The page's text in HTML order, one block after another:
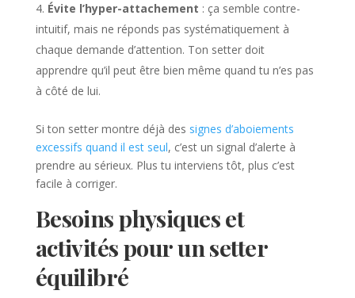
Évite l’hyper-attachement : ça semble contre-
intuitif, mais ne réponds pas systématiquement à
chaque demande d’attention. Ton setter doit
apprendre qu’il peut être bien même quand tu n’es pas
à côté de lui.
Si ton setter montre déjà des signes d’aboiements
excessifs quand il est seul, c’est un signal d’alerte à
prendre au sérieux. Plus tu interviens tôt, plus c’est
facile à corriger.
Besoins physiques et
activités pour un setter
équilibré